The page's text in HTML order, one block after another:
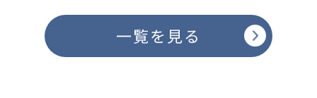
2026.04.29 一覧を見る